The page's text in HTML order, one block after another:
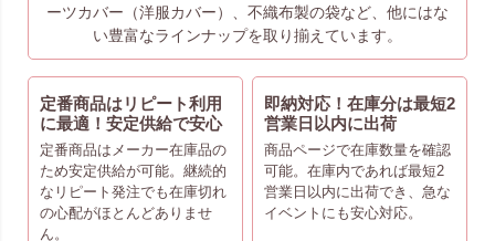
ーツカバー（洋服カバー）、不織布製の袋など、他にはな
い豊富なラインナップを取り揃えています。
定番商品はリピート利用
に最適！安定供給で安心
定番商品はメーカー在庫品の
ため安定供給が可能。継続的
なリピート発注でも在庫切れ
の心配がほとんどありませ
ん。
即納対応！在庫分は最短2
営業日以内に出荷
商品ページで在庫数量を確認
可能。在庫内であれば最短2
営業日以内に出荷でき、急な
イベントにも安心対応。